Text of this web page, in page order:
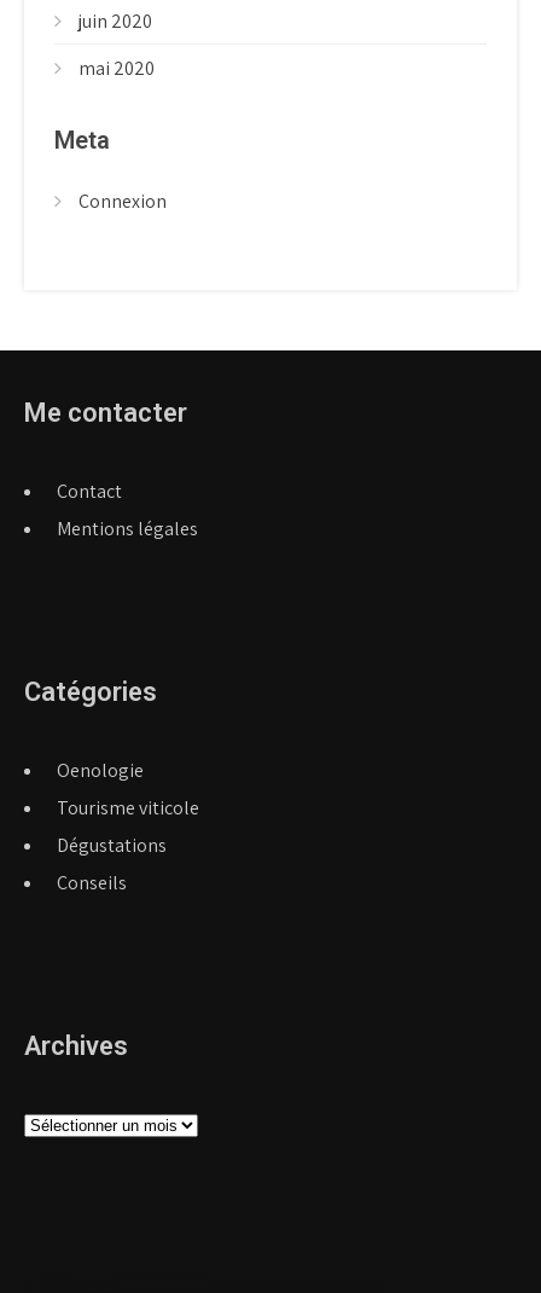
juin 2020
mai 2020
Meta
Connexion
Me contacter
Contact
Mentions légales
Catégories
Oenologie
Tourisme viticole
Dégustations
Conseils
Archives
Archives